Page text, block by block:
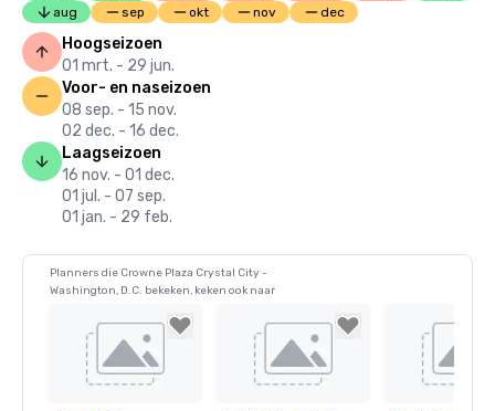
aug
sep okt nov dec
Hoogseizoen
01 mrt. - 29 jun.
Voor- en naseizoen
08 sep. - 15 nov.
02 dec. - 16 dec.
Laagseizoen
16 nov. - 01 dec.
01 jul. - 07 sep.
01 jan. - 29 feb.
Planners die Crowne Plaza Crystal City -
Washington, D.C. bekeken, keken ook naar